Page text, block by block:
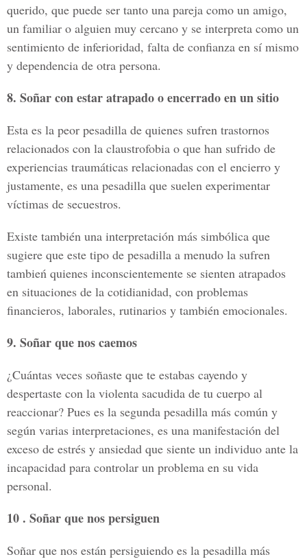
querido, que puede ser tanto una pareja como un amigo,
un familiar o alguien muy cercano y se interpreta como un
sentimiento de inferioridad, falta de confianza en sí mismo
y dependencia de otra persona.
8. Soñar con estar atrapado o encerrado en un sitio
Esta es la peor pesadilla de quienes sufren trastornos
relacionados con la claustrofobia o que han sufrido de
experiencias traumáticas relacionadas con el encierro y
justamente, es una pesadilla que suelen experimentar
víctimas de secuestros.
Existe también una interpretación más simbólica que
sugiere que este tipo de pesadilla a menudo la sufren
tambień quienes inconscientemente se sienten atrapados
en situaciones de la cotidianidad, con problemas
financieros, laborales, rutinarios y también emocionales.
9. Soñar que nos caemos
¿Cuántas veces soñaste que te estabas cayendo y
despertaste con la violenta sacudida de tu cuerpo al
reaccionar? Pues es la segunda pesadilla más común y
según varias interpretaciones, es una manifestación del
exceso de estrés y ansiedad que siente un individuo ante la
incapacidad para controlar un problema en su vida
personal.
10 . Soñar que nos persiguen
Soñar que nos están persiguiendo es la pesadilla más